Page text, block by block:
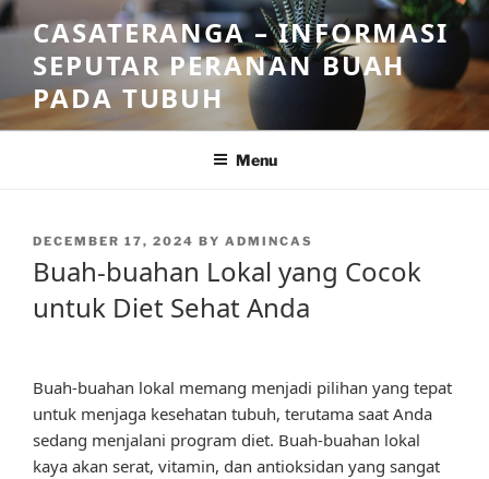
Skip
to
content
CASATERANGA – INFORMASI
SEPUTAR PERANAN BUAH
PADA TUBUH
Menu
POSTED
DECEMBER 17, 2024 BY ADMINCAS
Buah-buahan Lokal yang Cocok
untuk Diet Sehat Anda
Buah-buahan lokal memang menjadi pilihan yang tepat
untuk menjaga kesehatan tubuh, terutama saat Anda
sedang menjalani program diet. Buah-buahan lokal
kaya akan serat, vitamin, dan antioksidan yang sangat